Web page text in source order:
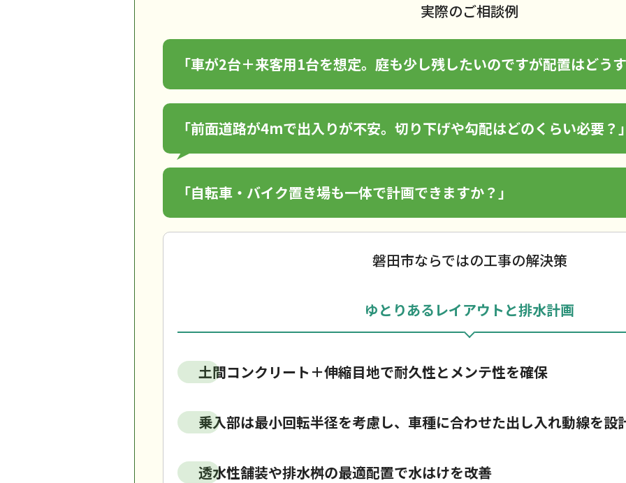
実際のご相談例
「車が2台＋来客用1台を想定。庭も少し残したいのですが配置はどう
「前面道路が4mで出入りが不安。切り下げや勾配はどのくらい必要？
「自転車・バイク置き場も一体で計画できますか？」
磐田市ならではの工事の解決策
ゆとりあるレイアウトと排水計画
土間コンクリート＋伸縮目地で耐久性とメンテ性を確保
乗入部は最小回転半径を考慮し、車種に合わせた出し入れ動線を設
透水性舗装や排水桝の最適配置で水はけを改善